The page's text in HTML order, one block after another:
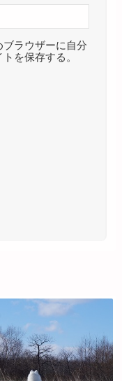
ラウザーに自分
を保存する。